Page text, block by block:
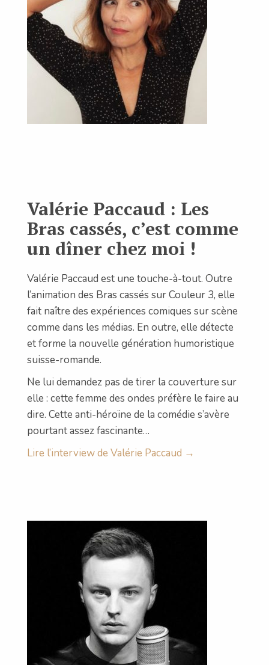
Valérie Paccaud : Les
Bras cassés, c’est comme
un dîner chez moi !
Valérie Paccaud est une touche-à-tout. Outre
l’animation des Bras cassés sur Couleur 3, elle
fait naître des expériences comiques sur scène
comme dans les médias. En outre, elle détecte
et forme la nouvelle génération humoristique
suisse-romande.
Ne lui demandez pas de tirer la couverture sur
elle : cette femme des ondes préfère le faire au
dire. Cette anti-héroïne de la comédie s’avère
pourtant assez fascinante…
Lire l’interview de Valérie Paccaud →